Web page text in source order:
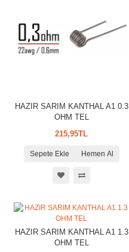
HAZIR SARIM KANTHAL A1 0.3
OHM TEL
215,95TL
Sepete Ekle Hemen Al
HAZIR SARIM KANTHAL A1 1.3
OHM TEL